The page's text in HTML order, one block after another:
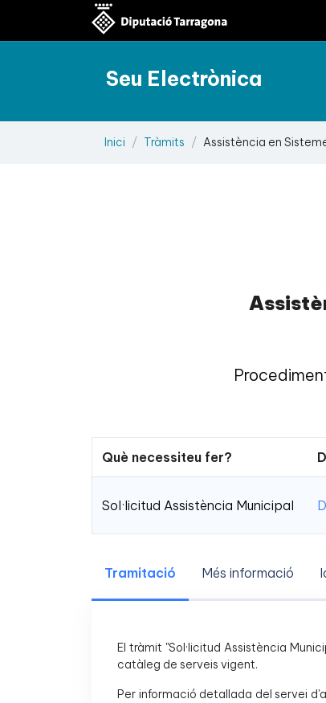
Seu Electrònica
Inici Tràmits Assistència en
Què necessiteu fer?
Sol·licitud Assistència Municipal
Tramitació Més informació
El tràmit "Sol·licitud Assistència
catàleg de serveis vigent.
Per informació detallada del servei